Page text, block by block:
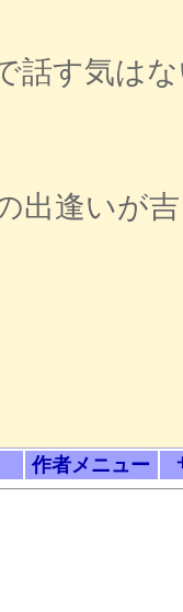
話す気は
逢いが吉
作者メニュー